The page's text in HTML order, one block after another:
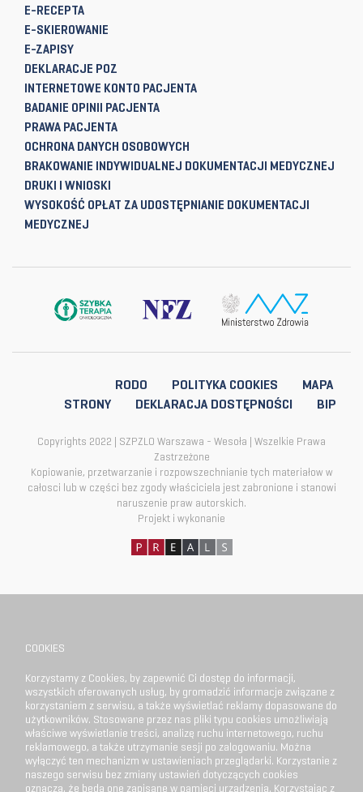
E-RECEPTA
E-SKIEROWANIE
E-ZAPISY
DEKLARACJE POZ
INTERNETOWE KONTO PACJENTA
BADANIE OPINII PACJENTA
PRAWA PACJENTA
OCHRONA DANYCH OSOBOWYCH
BRAKOWANIE INDYWIDUALNEJ DOKUMENTACJI MEDYCZNEJ
DRUKI I WNIOSKI
WYSOKOŚĆ OPŁAT ZA UDOSTĘPNIANIE DOKUMENTACJI
MEDYCZNEJ
RODO POLITYKA COOKIES
MAPA
STRONY
DEKLARACJA DOSTĘPNOŚCI BIP
Copyrights 2022 | SZPZLO Warszawa - Wesoła | Wszelkie Prawa
Zastrzeżone
Kopiowanie, przetwarzanie i rozpowszechnianie tych materiałow w
całosci lub w części bez zgody właściciela jest zabronione i stanowi
naruszenie praw autorskich.
Projekt i wykonanie
COOKIES
Korzystamy z Cookies, by zapewnić Ci dostęp do informacji,
wszystkich oferowanych usług, by gromadzić informacje związane z
korzystaniem z serwisu, a także wyświetlać reklamy dopasowane do
użytkowników. Stosowane przez nas pliki typu cookies umożliwiają
właściwe wyświetlanie treści, analizę ruchu internetowego, ruchu
reklamowego, a także utrzymanie sesji po zalogowaniu. Można
wyłączyć ten mechanizm w ustawieniach przeglądarki. Korzystanie z
naszego serwisu bez zmiany ustawień dotyczących cookies
oznacza, że będą one zapisane w pamięci urządzenia. Korzystając z